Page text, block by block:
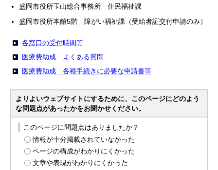
盛岡市役所玉山総合事務所 住民福祉課
盛岡市役所本館5階 障がい福祉課（受給者証交付申請のみ）
各窓口の受付時間等
医療費助成 よくある質問
医療費助成 各種手続きに必要な申請書等
よりよいウェブサイトにするために、このページにどのよう
な問題点があったかをお聞かせください。
このページに問題点はありましたか？
情報が十分掲載されていなかった
ページの構成がわかりにくかった
文章や表現がわかりにくかった